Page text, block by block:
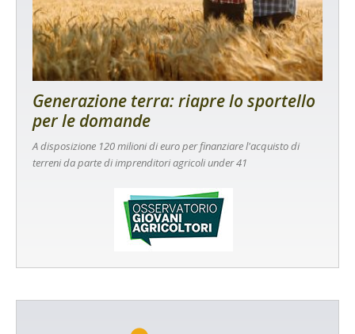
Generazione terra: riapre lo sportello
per le domande
A disposizione 120 milioni di euro per finanziare l'acquisto di
terreni da parte di imprenditori agricoli under 41